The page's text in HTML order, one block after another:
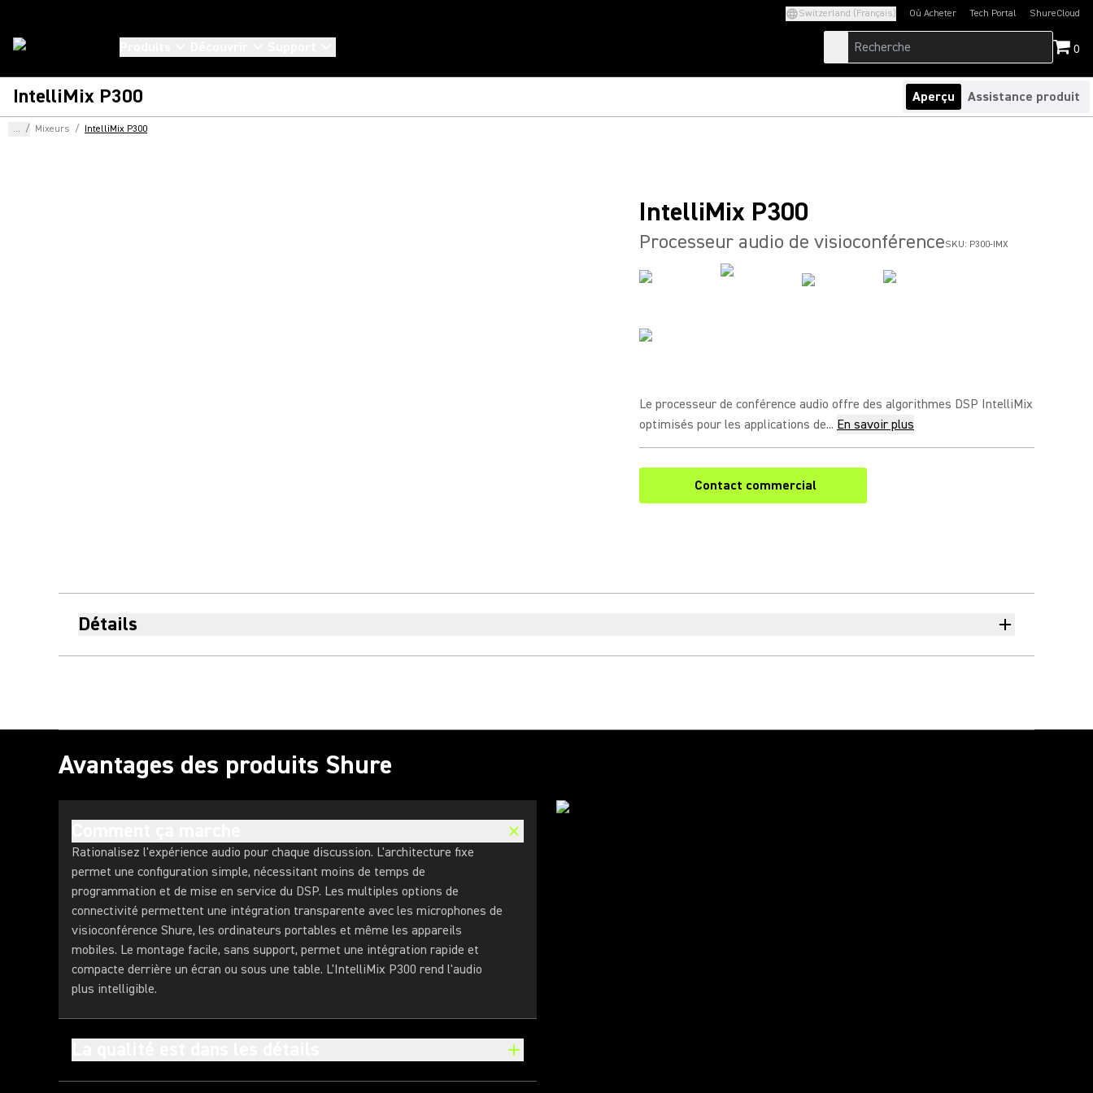
Switzerland (Français) Où Acheter Tech Portal
(Opens in a new tab)ShureCloud
(Opens in a new
0
IntelliMix P300 Aperçu Assistance produit
... / Mixeurs / IntelliMix P300
IntelliMix P300
Processeur audio de visioconférenceSKU: P300-IMX
Le processeur de conférence audio offre des algorithmes DSP IntelliMix
optimisés pour les applications de... En savoir plus
Contact commercial
Détails
Avantages des produits Shure
Rationalisez l'expérience audio pour chaque discussion. L'architecture fixe
permet une configuration simple, nécessitant moins de temps de
programmation et de mise en service du DSP. Les multiples options de
connectivité permettent une intégration transparente avec les microphones de
visioconférence Shure, les ordinateurs portables et même les appareils
mobiles. Le montage facile, sans support, permet une intégration rapide et
compacte derrière un écran ou sous une table. L'IntelliMix P300 rend l'audio
plus intelligible.